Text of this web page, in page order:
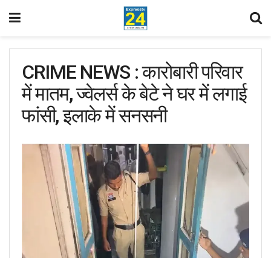
CRIME NEWS : कारोबारी परिवार
में मातम, ज्वेलर्स के बेटे ने घर में लगाई
फांसी, इलाके में सनसनी